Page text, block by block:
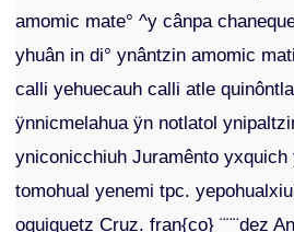
amomic mate° ^y cânpa
yhuân in di° ynântzin amomic
calli yehuecauh calli atle
ÿnnicmelahua ÿn notlatol
yniconicchiuh Juramênto
tomohual yenemi tpc.
oquiquetz Cruz. fran{co} ¨¨¨dez